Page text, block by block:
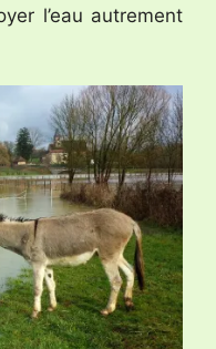
l’eau autrement